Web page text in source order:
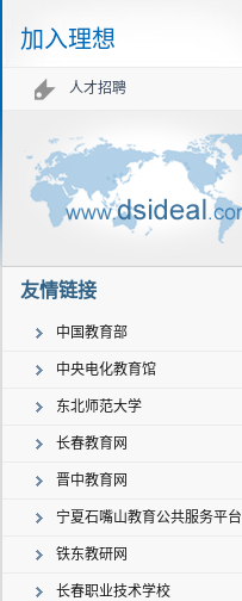
加入理想
人才招聘
友情链接
中国教育部
中央电化教育馆
东北师范大学
长春教育网
晋中教育网
宁夏石嘴山教育公共服务平台
铁东教研网
长春职业技术学校